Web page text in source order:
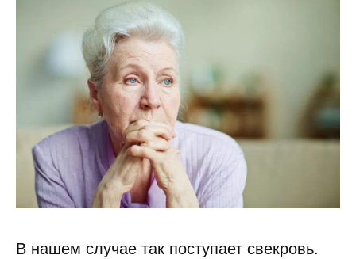
В нашем случае так поступает свекровь.